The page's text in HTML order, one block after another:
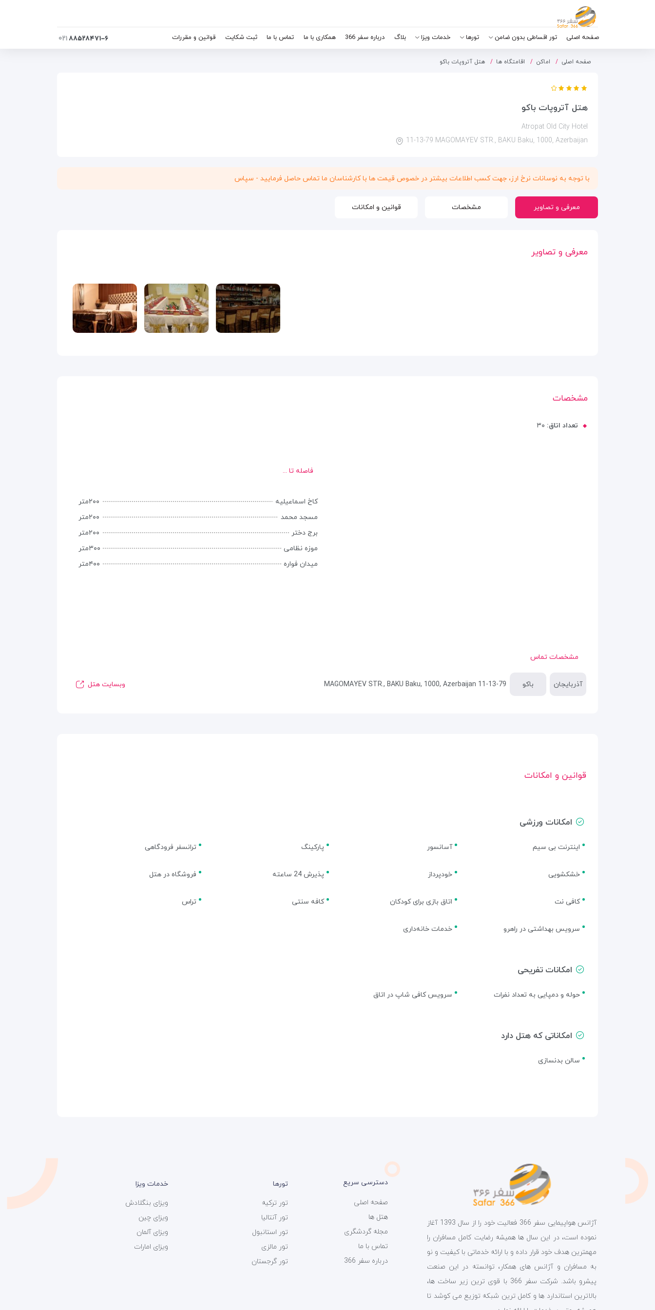
صفحه اصلی تور اقساطی بدون ضامن تورها خدمات ویزا بلاگ درباره سفر 366 همکاری با ما تماس با ما ثبت شکایت قوانین و مقررات ۸۸۵۲۸۴۷۱-۶۰۲۱
صفحه اصلی اماکن اقامتگاه ها هتل آتروپات باکو
هتل آتروپات باکو
Atropat Old City Hotel
11-13-79 MAGOMAYEV STR., BAKU Baku, 1000, Azerbaijan
با توجه به نوسانات نرخ ارز، جهت کسب اطلاعات بیشتر در خصوص قیمت ها با کارشناسان ما تماس حاصل فرمایید - سپاس
معرفی و تصاویر مشخصات قوانین و امکانات
معرفی و تصاویر
مشخصات
تعداد اتاق: ۳۰
فاصله تا ...
کاخ اسماعیلیه
۲۰۰متر
مسجد محمد
۲۰۰متر
برج دختر
۲۰۰متر
موزه نظامی
۳۰۰متر
میدان فواره
۴۰۰متر
مشخصات تماس
آذربایجان باکو 11-13-79 MAGOMAYEV STR., BAKU Baku, 1000, Azerbaijan وبسایت هتل
قوانین و امکانات
امکانات ورزشی
اینترنت بی سیم آسانسور پارکینگ ترانسفر فرودگاهی
خشکشویی خودپرداز پذیرش 24 ساعته فروشگاه در هتل
کافی نت اتاق بازی برای کودکان کافه سنتی تراس
سرویس بهداشتی در راهرو خدمات خانه‌داری
امکانات تفریحی
حوله و دمپایی به تعداد نفرات سرویس کافی شاپ در اتاق
امکاناتی که هتل دارد
سالن بدنسازی
آژانس هواپیمایی سفر 366 فعالیت خود را از سال 1393 آغاز
نموده است، در این سال ها همیشه رضایت کامل مسافران را
مهمترین هدف خود قرار داده و با ارائه خدماتی با کیفیت و نو
به مسافران و آژانس های همکار، توانسته در این صنعت
پیشرو باشد. شرکت سفر 366 با قوی ترین زیر ساخت ها،
بالاترین استاندارد ها و کامل ترین شبکه توزیع می کوشد تا
دسترسی سریع
صفحه اصلی
هتل ها
مجله گردشگری
تماس با ما
درباره سفر 366
تورها
تور ترکیه
تور آنتالیا
تور استانبول
تور مالزی
تور گرجستان
خدمات ویزا
ویزای بنگلادش
ویزای چین
ویزای آلمان
ویزای امارات